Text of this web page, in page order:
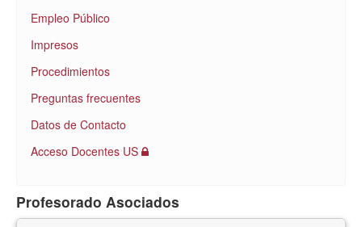
Formación y Evaluación
Seprus
Acción Social
Empleo Público
Impresos
Procedimientos
Preguntas frecuentes
Datos de Contacto
Acceso Docentes US
Profesorado Asociados